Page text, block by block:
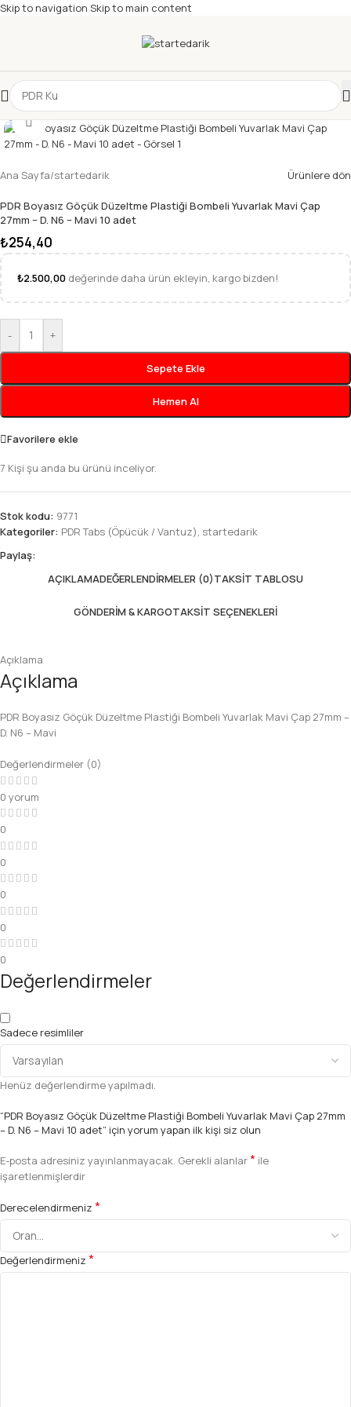
Skip to navigation Skip to main content
Büyütmek için tıklayın
Ana Sayfa/startedarik Ürünlere dön
PDR Boyasız Göçük Düzeltme Plastiği Bombeli Yuvarlak Mavi Çap
27mm – D. N6 – Mavi 10 adet
₺254,40
₺2.500,00 değerinde daha ürün ekleyin, kargo bizden!
- +
Sepete Ekle
Hemen Al
Favorilere ekle
7 Kişi şu anda bu ürünü inceliyor.
Stok kodu: 9771
Kategoriler: PDR Tabs (Öpücük / Vantuz), startedarik
Paylaş:
AÇIKLAMADEĞERLENDIRMELER (0)TAKSIT TABLOSU
GÖNDERIM & KARGOTAKSIT SEÇENEKLERI
Açıklama
Açıklama
PDR Boyasız Göçük Düzeltme Plastiği Bombeli Yuvarlak Mavi Çap 27mm –
D. N6 – Mavi
Değerlendirmeler (0)
0 yorum
0
0
0
0
0
Değerlendirmeler
Sadece resimliler
Henüz değerlendirme yapılmadı.
“PDR Boyasız Göçük Düzeltme Plastiği Bombeli Yuvarlak Mavi Çap 27mm
– D. N6 – Mavi 10 adet” için yorum yapan ilk kişi siz olun
E-posta adresiniz yayınlanmayacak. Gerekli alanlar* ile
işaretlenmişlerdir
Derecelendirmeniz *
Değerlendirmeniz *